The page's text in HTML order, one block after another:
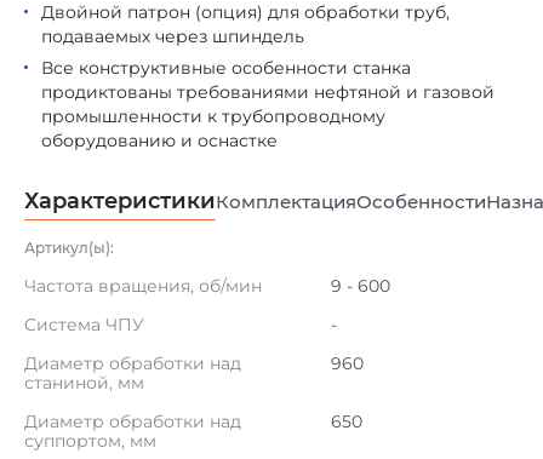
Двойной патрон (опция) для обработки труб,
подаваемых через шпиндель
Все конструктивные особенности станка
продиктованы требованиями нефтяной и газовой
промышленности к трубопроводному
оборудованию и оснастке
ХарактеристикиКомплектацияОсобенности
Артикул(ы):
Частота вращения, об/мин
9 - 600
Система ЧПУ
-
Диаметр обработки над
станиной, мм
960
Диаметр обработки над
суппортом, мм
650